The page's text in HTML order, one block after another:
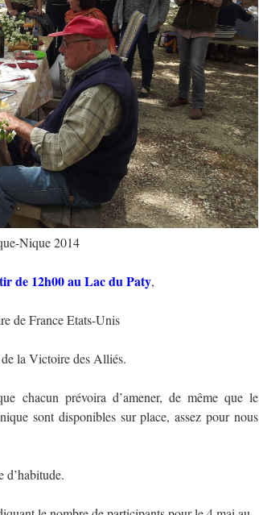
Nique 2014
de 12h00 au Lac du Paty,
de France Etats-Unis
la Victoire des Alliés.
chacun prévoira d’amener, de même que le
sont disponibles sur place, assez pour nous
d’habitude.